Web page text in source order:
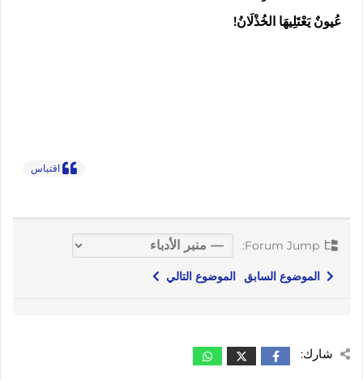
عُيونٌ يَعْتَلِيهَا الخُذْلَانُ!
اقتباس
الموضوع السابق الموضوع التالي
شارك: